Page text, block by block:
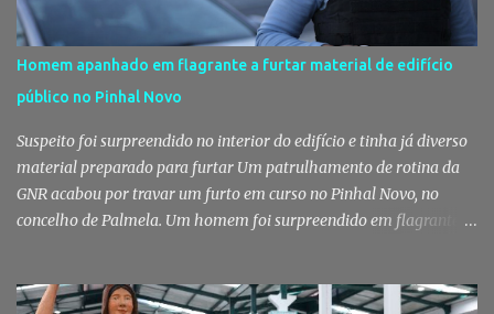
Homem apanhado em flagrante a furtar material de edifício
público no Pinhal Novo
Suspeito foi surpreendido no interior do edifício e tinha já diverso
material preparado para furtar Um patrulhamento de rotina da
GNR acabou por travar um furto em curso no Pinhal Novo, no
concelho de Palmela. Um homem foi surpreendido em flagrante
militares da Guarda. Patrulhamento da GNR termina com